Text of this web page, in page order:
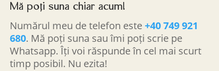
Mă poți suna chiar acum!
Numărul meu de telefon este+40 749 921
680. Mă poți suna sau îmi poți scrie pe
Whatsapp. Îți voi răspunde în cel mai scurt
timp posibil. Nu ezita!